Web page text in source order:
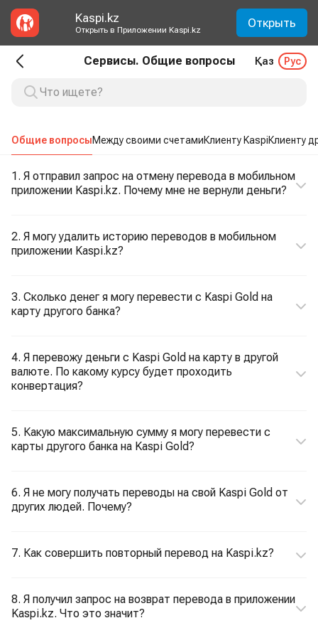
Kaspi.kz
Открыть в Приложении Kaspi.kz Открыть
Сервисы. Общие вопросы Қаз Рус
Общие вопросыМежду своими счетамиКлиенту KaspiКлиенту
1. Я отправил запрос на отмену перевода в мобильном
приложении Kaspi.kz. Почему мне не вернули деньги?
2. Я могу удалить историю переводов в мобильном
приложении Kaspi.kz?
3. Сколько денег я могу перевести с Kaspi Gold на
карту другого банка?
4. Я перевожу деньги с Kaspi Gold на карту в другой
валюте. По какому курсу будет проходить
конвертация?
5. Какую максимальную сумму я могу перевести с
карты другого банка на Kaspi Gold?
6. Я не могу получать переводы на свой Kaspi Gold от
других людей. Почему?
7. Как совершить повторный перевод на Kaspi.kz?
8. Я получил запрос на возврат перевода в приложении
Kaspi.kz. Что это значит?